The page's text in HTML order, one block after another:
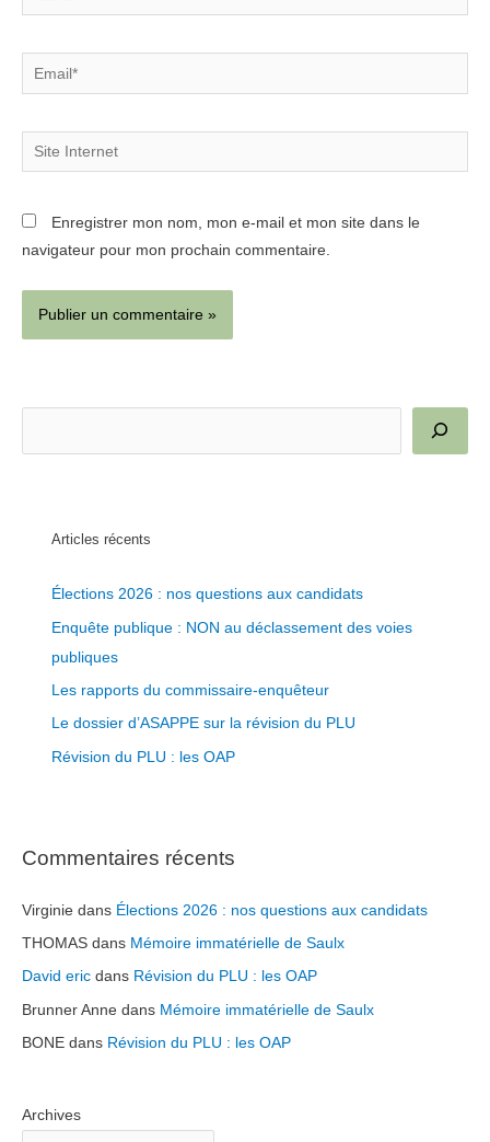
Email*
Site
Internet
Enregistrer mon nom, mon e-mail et mon site dans le
navigateur pour mon prochain commentaire.
e
Articles récents
Élections 2026 : nos questions aux candidats
Enquête publique : NON au déclassement des voies
publiques
Les rapports du commissaire-enquêteur
Le dossier d’ASAPPE sur la révision du PLU
Révision du PLU : les OAP
Commentaires récents
Virginie dans Élections 2026 : nos questions aux candidats
THOMAS dans Mémoire immatérielle de Saulx
David eric dans Révision du PLU : les OAP
Brunner Anne dans Mémoire immatérielle de Saulx
BONE dans Révision du PLU : les OAP
Archives